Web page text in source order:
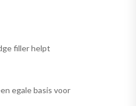
filler helpt
egale basis voor